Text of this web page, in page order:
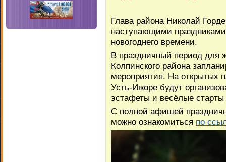
Глава района Николай
наступающими
новогоднего времени.
В праздничный период для
Колпинского района
мероприятия. На открытых
Усть‑Ижоре будут
эстафеты и весёлые
С полной афишей
можно ознакомиться по
Видеоплеер